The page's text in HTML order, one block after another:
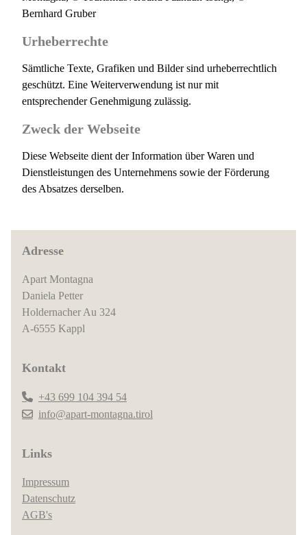
Bernhard Gruber
Urheberrechte
Sämtliche Texte, Grafiken und Bilder sind urheberrechtlich
geschützt. Eine Weiterverwendung ist nur mit
entsprechender Genehmigung zulässig.
Zweck der Webseite
Diese Webseite dient der Information über Waren und
Dienstleistungen des Unternehmens sowie der Förderung
des Absatzes derselben.
Adresse
Apart Montagna
Daniela Petter
Holdernacher Au 324
A-6555 Kappl
Kontakt
+43 699 104 394 54
info@apart-montagna.tirol
Links
Impressum
Datenschutz
AGB's